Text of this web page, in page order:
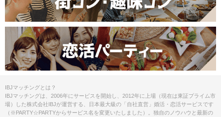
IBJマッチングとは？
IBJマッチングは、2006年にサービスを開始し、2012年に上場（現在は東証プライム市
場）した株式会社IBJが運営する、日本最大級の「自社直営」婚活・恋活サービスです
（※PARTY☆PARTYからサービス名を変更いたしました）。独自のノウハウと最新の